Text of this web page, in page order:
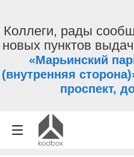
Коллеги, рады
новых пунктов
«Марьинский
(внутренняя
проспект,